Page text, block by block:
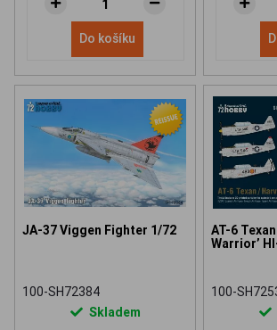
Do košíku
JA-37 Viggen Fighter 1/72
100-SH72384
Skladem
AT-6
Warrior’
100-